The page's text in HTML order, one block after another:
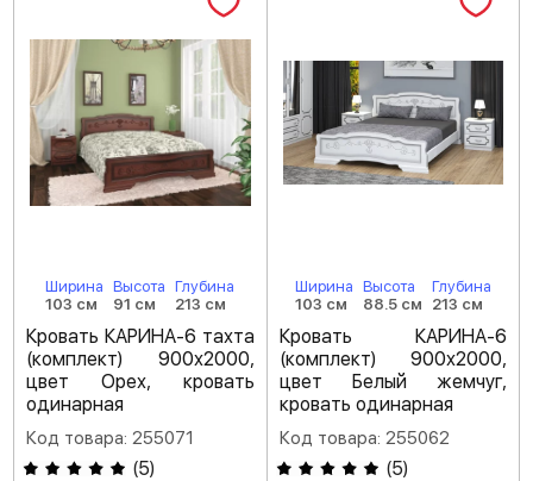
Ширина
103 см
Высота
91 см
Глубина
213 см
Кровать КАРИНА-6 тахта
(комплект) 900х2000,
цвет Орех, кровать
одинарная
Код товара: 255071
(5)
Ширина
103 см
Высота
88.5 см
Глубина
213 см
Кровать КАРИНА-6
(комплект) 900х2000,
цвет Белый жемчуг,
кровать одинарная
Код товара: 255062
(5)